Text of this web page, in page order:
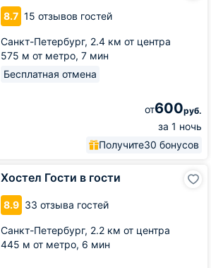
8.7 15 отзывов гостей
Санкт-Петербург, 2.4 км от центра
575 м от метро, 7 мин
Бесплатная отмена
от600руб.
за 1 ночь
Получите30 бонусов
Хостел Гости в гости
8.9 33 отзыва гостей
Санкт-Петербург, 2.2 км от центра
445 м от метро, 6 мин